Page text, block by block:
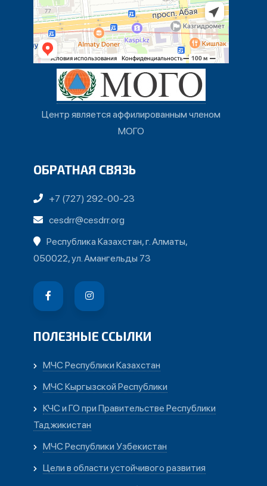
Центр является аффилированным членом
МОГО
ОБРАТНАЯ СВЯЗЬ
+7 (727) 292-00-23
cesdrr@cesdrr.org
Республика Казахстан, г. Алматы,
050022, ул. Амангельды 73
ПОЛЕЗНЫЕ ССЫЛКИ
МЧС Республики Казахстан
МЧС Кыргызской Республики
КЧС и ГО при Правительстве Республики
Таджикистан
МЧС Республики Узбекистан
Цели в области устойчивого развития